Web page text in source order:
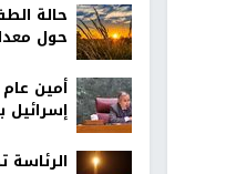
حالة
حول
أمين
إسرائيل
الرئاسة